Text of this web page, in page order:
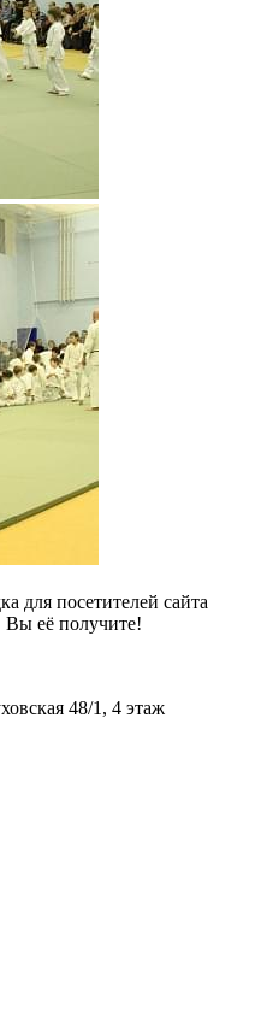
для посетителей сайта
её получите!
48/1, 4 этаж